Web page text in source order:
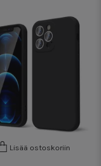
Lisää ostoskoriin